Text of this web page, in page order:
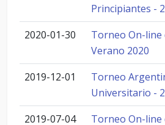
Principiantes -
2020-01-30
Torneo On-line
Verano 2020
2019-12-01
Torneo
Universitario -
2019-07-04
Torneo On-line